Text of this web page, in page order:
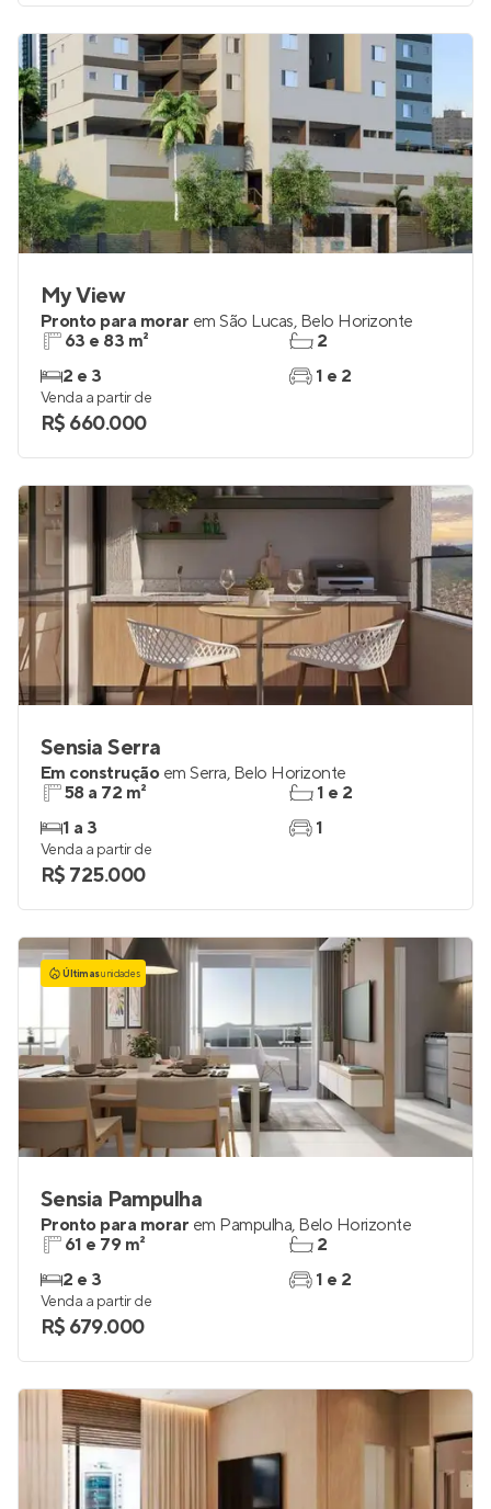
My View
Pronto para morar em São Lucas, Belo Horizonte
63 e 83 m²
2 e 3
2
1 e 2
Venda a partir de
R$ 660.000
Sensia Serra
Em construção em Serra, Belo Horizonte
58 a 72 m²
1 a 3
1 e 2
1
Venda a partir de
R$ 725.000
Últimasunidades
Sensia Pampulha
Pronto para morar em Pampulha, Belo Horizonte
61 e 79 m²
2 e 3
2
1 e 2
Venda a partir de
R$ 679.000